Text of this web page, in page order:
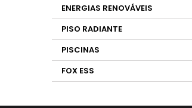
ENERGIAS RENOVÁVEIS
PISO RADIANTE
PISCINAS
FOX ESS